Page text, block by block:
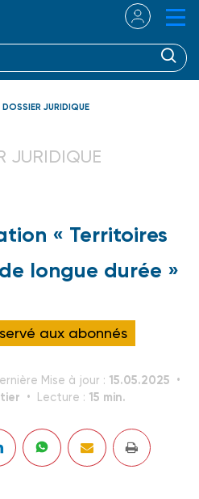
DOSSIER JURIDIQUE
JURIDIQUE
« Territoires
longue durée »
aux abonnés
Mise à jour : 15.05.2025
Lecture : 15 min.